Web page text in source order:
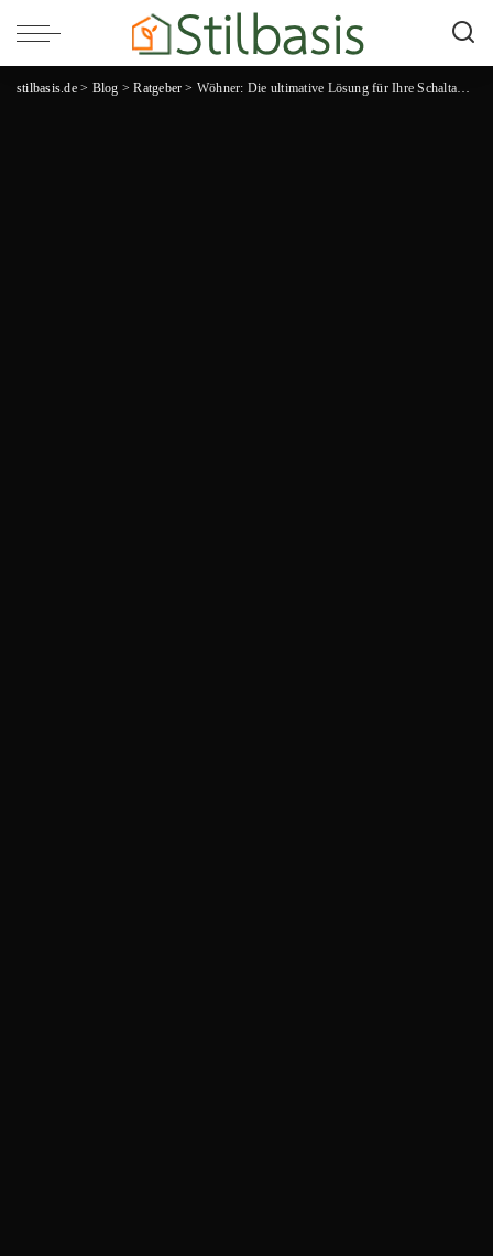
stilbasis.de> Blog >Ratgeber > Wöhner: Die ultimative Lösung für Ihre Schaltanlagen